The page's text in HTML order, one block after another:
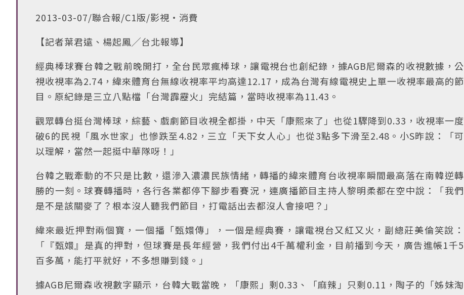
2013-03-07/聯合報/C1版/影視‧消費
【記者葉君遠、楊起鳳╱台北報導】
經典棒球賽台韓之戰前晚開打，全台民眾瘋棒球，讓電視台也創紀錄，據AGB尼爾森的收視數據，公
視收視率為2.74，緯來體育台無線收視率平均高達12.17，成為台灣有線電視史上單一收視率最高的節
目。原紀錄是三立八點檔「台灣霹靂火」完結篇，當時收視率為11.43。
觀眾轉台挺台灣棒球，綜藝、戲劇節目收視全都掛，中天「康熙來了」也從1驟降到0.33，收視率一度
破6的民視「風水世家」也慘跌至4.82，三立「天下女人心」也從3點多下滑至2.48。小S昨說：「可
以理解，當然一起挺中華隊呀！」
台韓之戰牽動的不只是比數，還滲入濃濃民族情緒，轉播的緯來體育台收視率瞬間最高落在南韓逆轉
勝的一刻。球賽轉播時，各行各業都停下腳步看賽況，連廣播節目主持人黎明柔都在空中說：「我們
是不是該關麥了？根本沒人聽我們節目，打電話出去都沒人會接吧？」
緯來最近押對兩個寶，一個播「甄嬛傳」，一個是經典賽，讓電視台又紅又火，副總莊美倫笑說：
「『甄嬛』是真的押對，但球賽是長年經營，我們付出4千萬權利金，目前播到今天，廣告進帳1千5
百多萬，能打平就好，不多想賺到錢。」
據AGB尼爾森收視數字顯示，台韓大戰當晚，「康熙」剩0.33、「麻辣」只剩0.11，陶子的「姊妹淘